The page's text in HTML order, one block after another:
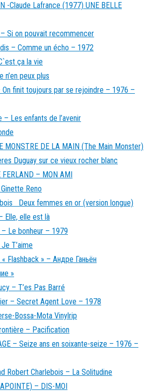
-Claude Lafrance (1977) UNE BELLE
Si on pouvait recommencer
– Comme un écho – 1972
ça la vie
n’en peux plus
On finit toujours par se rejoindre – 1976 –
– Les enfants de l’avenir
MONSTRE DE LA MAIN (The Main Monster)
Duguay sur ce vieux rocher blanc
– MON AMI
Reno
Deux femmes en or (version longue)
Elle, elle est là
– Le bonheur – 1979
T’aime
« Flashback » – Андре Ганьён
»
– T’es Pas Barré
– Secret Agent Love – 1978
Bossa-Mota Vinylrip
– Pacification
– Seize ans en soixante-seize – 1976 –
Robert Charlebois – La Solitudine
– DIS-MOI